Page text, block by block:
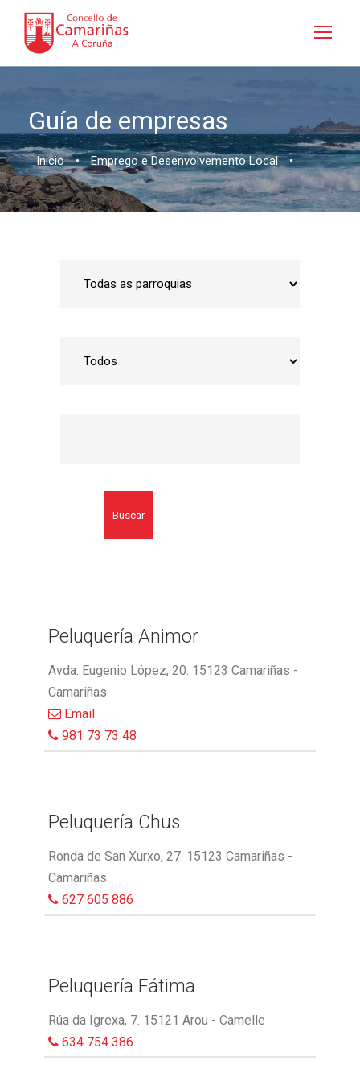
Guía de empresas
Inicio • Emprego e Desenvolvemento Local •
Buscar
Peluquería Animor
Avda. Eugenio López, 20. 15123 Camariñas -
Camariñas
Email
981 73 73 48
Peluquería Chus
Ronda de San Xurxo, 27. 15123 Camariñas -
Camariñas
627 605 886
Peluquería Fátima
Rúa da Igrexa, 7. 15121 Arou - Camelle
634 754 386